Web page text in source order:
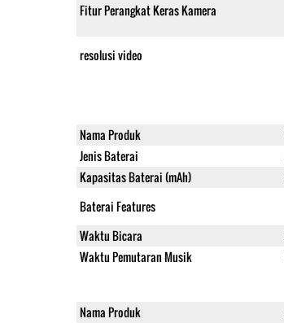
Fitur Perangkat Keras Kamera
resolusi video
Nama Produk
Jenis Baterai
Kapasitas Baterai (mAh)
Baterai Features
Waktu Bicara
Waktu Pemutaran Musik
Nama Produk